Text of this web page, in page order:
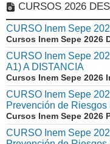
CURSOS 2026
CURSO Inem Sepe
Cursos Inem Sepe 2026
CURSO Inem Sepe
A1) A DISTANCIA
Cursos Inem Sepe 2026
CURSO Inem Sepe
Prevención de
Cursos Inem Sepe 2026
CURSO Inem Sepe